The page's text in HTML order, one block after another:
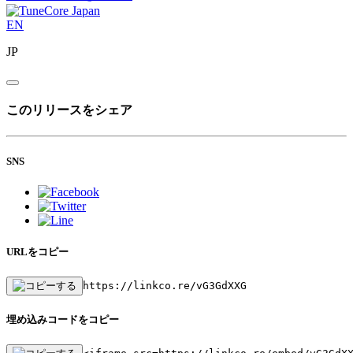
EN
JP
このリリースをシェア
SNS
URLをコピー
https://linkco.re/vG3GdXXG
埋め込みコードをコピー